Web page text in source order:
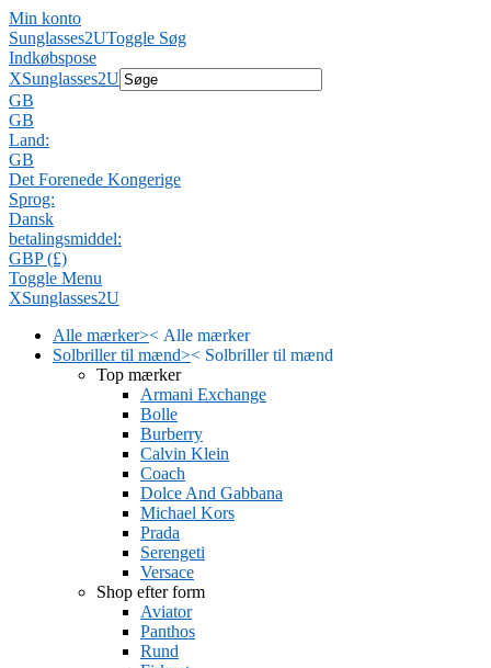
Min konto
Sunglasses2UToggle Søg
Indkøbspose
XSunglasses2U
GB
GB
Land:
GB
Det Forenede Kongerige
Sprog:
Dansk
betalingsmiddel:
GBP (£)
Toggle Menu
XSunglasses2U
Alle mærker>< Alle mærker
Solbriller til mænd>< Solbriller til mænd
Top mærker
Armani Exchange
Bolle
Burberry
Calvin Klein
Coach
Dolce And Gabbana
Michael Kors
Prada
Serengeti
Versace
Shop efter form
Aviator
Panthos
Rund